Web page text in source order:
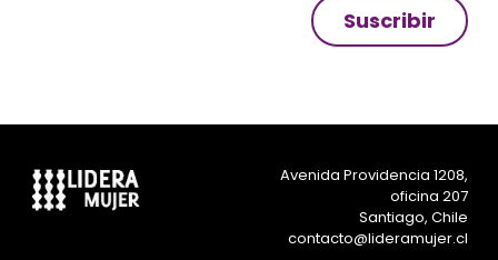
Suscribir
Avenida Providencia 1208,
oficina 207
Santiago, Chile
contacto@lideramujer.cl